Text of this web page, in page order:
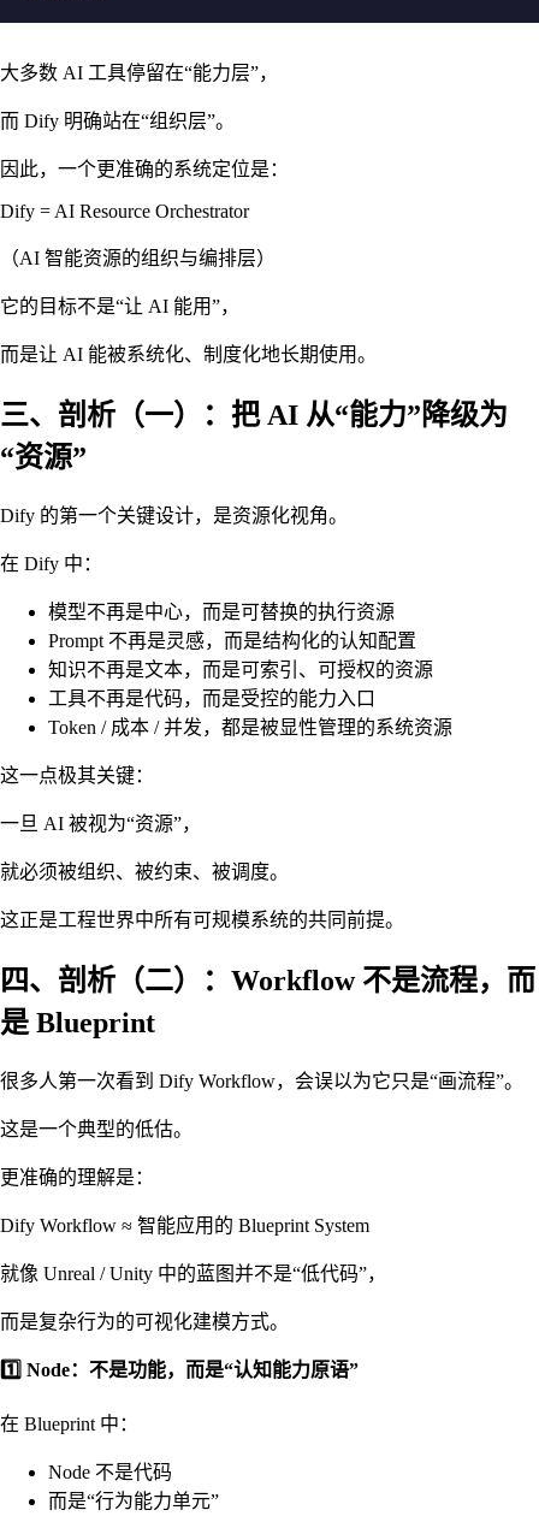
大多数 AI 工具停留在“能力层”，
而 Dify 明确站在“组织层”。
因此，一个更准确的系统定位是：
Dify = AI Resource Orchestrator
（AI 智能资源的组织与编排层）
它的目标不是“让 AI 能用”，
而是让 AI 能被系统化、制度化地长期使用。
三、剖析（一）：把 AI 从“能力”降级为
“资源”
Dify 的第一个关键设计，是资源化视角。
在 Dify 中：
模型不再是中心，而是可替换的执行资源
Prompt 不再是灵感，而是结构化的认知配置
知识不再是文本，而是可索引、可授权的资源
工具不再是代码，而是受控的能力入口
Token / 成本 / 并发，都是被显性管理的系统资源
这一点极其关键：
一旦 AI 被视为“资源”，
就必须被组织、被约束、被调度。
这正是工程世界中所有可规模系统的共同前提。
四、剖析（二）：Workflow 不是流程，而
是 Blueprint
很多人第一次看到 Dify Workflow，会误以为它只是“画流程”。
这是一个典型的低估。
更准确的理解是：
Dify Workflow ≈ 智能应用的 Blueprint System
就像 Unreal / Unity 中的蓝图并不是“低代码”，
而是复杂行为的可视化建模方式。
1️⃣ Node：不是功能，而是“认知能力原语”
在 Blueprint 中：
Node 不是代码
而是“行为能力单元”